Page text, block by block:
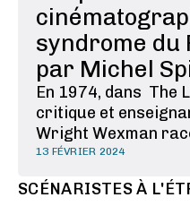
syndrome du
par Michel
En 1974, dans The
critique et
Wright Wexman
savoureuse à
John Huston, en
Hammett Le
13 FÉVRIER 2024
SCÉNARISTES À